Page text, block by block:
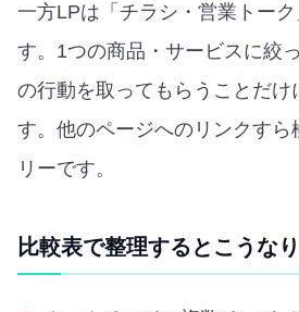
一方LPは「チラシ・営業トー
す。1つの商品・サービスに絞
の行動を取ってもらうことだけ
す。他のページへのリンクすら
リーです。
比較表で整理するとこうな